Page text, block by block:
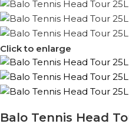
Click to enlarge
Balo Tennis Head